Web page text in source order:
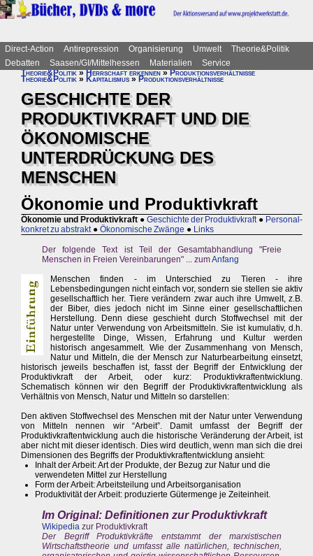
Direct-Action Antirepression Organisierung Umwelt
Theorie&Politik
Debatten
Saasen/GI/Mittelhessen Materialien
Service
Theorie&Politik»Herrschaft erkennen»Produktionsverhältnisse
Theorie&Politik » Kapitalismus » Produktionsverhältnisse
GESCHICHTE DER
PRODUKTIVKRAFT UND DIE
ÖKONOMISCHE
UNTERDRÜCKUNG DES
MENSCHEN
Ökonomie und Produktivkraft
Ökonomie und Produktivkraft ● Geschichte der Produktivkraft ● Personal-
konkret zu abstrakt ● Ökonomische Zwänge ● Links
Der folgende Text ist Teil der Gesamtabhandlung "Freie
Menschen in Freien Vereinbarungen" ... zumAnfang
Menschen finden - im Unterschied zu Tieren - ihre
Lebensbedingungen nicht einfach vor, sondern sie stellen sie aktiv
gesellschaftlich her. Tiere verändern zwar auch ihre Umwelt, z.B.
der Biber, dies jedoch nicht im Sinne einer gesellschaftlichen
Herstellung. Denn diese geschieht durch Stoffwechsel mit der
Natur unter Verwendung von Arbeitsmitteln. Sie ist kumulativ, d.h.
hergestellte Dinge, Wissen, Erfahrung und Kultur werden
historisch angesammelt. Wie der Zusammenhang von Mensch,
Natur und Mitteln, die der Mensch zur Naturbearbeitung einsetzt,
historisch jeweils beschaffen ist, fasst der Begriff der Entwicklung der
Produktivkraft der Arbeit, oder kurz: Produktivkraftentwicklung.
Schematisch können wir den Begriff der Produktivkraftentwicklung als
Verhältnis von Mensch, Natur und Mitteln so darstellen:
Den aktiven Stoffwechsel des Menschen mit der Natur unter Verwendung
von Mitteln nennen wir “Arbeit”. Damit umfasst der Begriff der
Produktivkraftentwicklung auch die historische Veränderung der Arbeit, ist
aber nicht mit dieser identisch. Dies wird deutlich, wenn man sich die drei
Dimensionen des Begriffs der Produktivkraftentwicklung ansieht:
Inhalt der Arbeit: Art der Produkte, der Bezug zur Natur und die
verwendeten Mittel zur Herstellung
Form der Arbeit: Arbeitsteilung und Arbeitsorganisation
Produktivität der Arbeit: produzierte Gütermenge je Zeiteinheit.
Im Original: Definitionen zur Produktivkraft
Wikipedia zur Produktivkraft
Der Begriff Produktivkräfte entstammt der marxistischen
Wirtschaftstheorie und umfasst alle natürlichen, technischen,